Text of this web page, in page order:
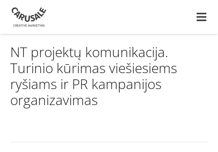
NT projektų komunikacija.
Turinio kūrimas viešiesiems
ryšiams ir PR kampanijos
organizavimas